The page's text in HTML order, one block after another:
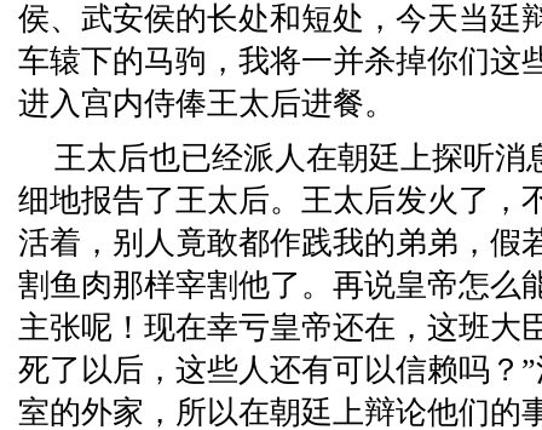
侯、武安侯的长处和短处，今天当廷
车辕下的马驹，我将一并杀掉你们这
进入宫内侍俸王太后进餐。
王太后也已经派人在朝廷上探听消
细地报告了王太后。王太后发火了，
活着，别人竟敢都作践我的弟弟，假
割鱼肉那样宰割他了。再说皇帝怎么
主张呢！现在幸亏皇帝还在，这班大
死了以后，这些人还有可以信赖吗？
室的外家，所以在朝廷上辩论他们的